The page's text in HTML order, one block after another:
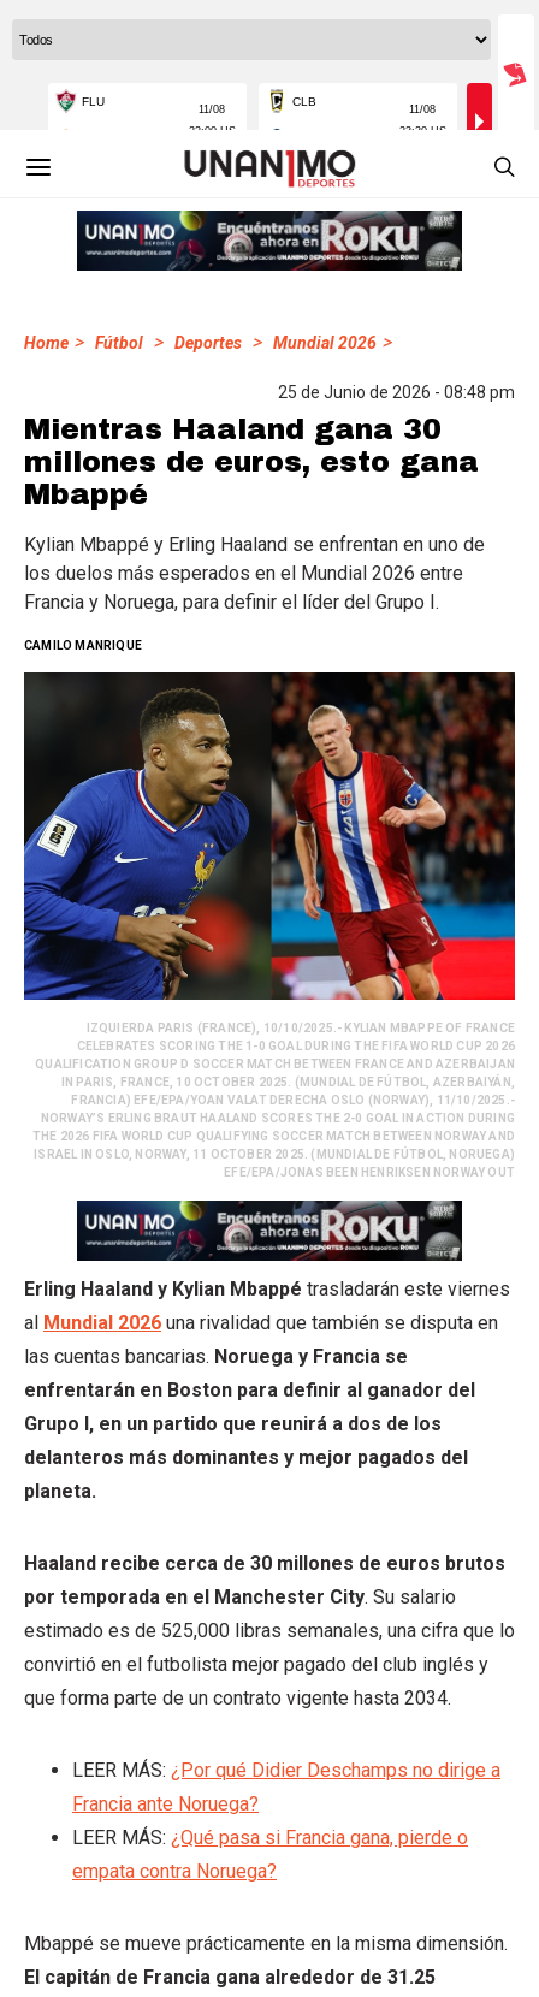
Home > Fútbol > Deportes > Mundial 2026 >
25 de Junio de 2026 - 08:48 pm
Mientras Haaland gana 30
millones de euros, esto gana
Mbappé
Kylian Mbappé y Erling Haaland se enfrentan en uno de
los duelos más esperados en el Mundial 2026 entre
Francia y Noruega, para definir el líder del Grupo I.
CAMILO MANRIQUE
IZQUIERDA PARIS (FRANCE), 10/10/2025.- KYLIAN MBAPPE OF FRANCE
CELEBRATES SCORING THE 1-0 GOAL DURING THE FIFA WORLD CUP 2026
QUALIFICATION GROUP D SOCCER MATCH BETWEEN FRANCE AND AZERBAIJAN
IN PARIS, FRANCE, 10 OCTOBER 2025. (MUNDIAL DE FÚTBOL, AZERBAIYÁN,
FRANCIA) EFE/EPA/YOAN VALAT DERECHA OSLO (NORWAY), 11/10/2025.-
NORWAY’S ERLING BRAUT HAALAND SCORES THE 2-0 GOAL IN ACTION DURING
THE 2026 FIFA WORLD CUP QUALIFYING SOCCER MATCH BETWEEN NORWAY AND
ISRAEL IN OSLO, NORWAY, 11 OCTOBER 2025. (MUNDIAL DE FÚTBOL, NORUEGA)
EFE/EPA/JONAS BEEN HENRIKSEN NORWAY OUT
Erling Haaland y Kylian Mbappé trasladarán este viernes
al Mundial 2026 una rivalidad que también se disputa en
las cuentas bancarias. Noruega y Francia se
enfrentarán en Boston para definir al ganador del
Grupo I, en un partido que reunirá a dos de los
delanteros más dominantes y mejor pagados del
planeta.
Haaland recibe cerca de 30 millones de euros brutos
por temporada en el Manchester City. Su salario
estimado es de 525,000 libras semanales, una cifra que lo
convirtió en el futbolista mejor pagado del club inglés y
que forma parte de un contrato vigente hasta 2034.
LEER MÁS: ¿Por qué Didier Deschamps no dirige a
Francia ante Noruega?
LEER MÁS: ¿Qué pasa si Francia gana, pierde o
empata contra Noruega?
Mbappé se mueve prácticamente en la misma dimensión.
El capitán de Francia gana alrededor de 31.25